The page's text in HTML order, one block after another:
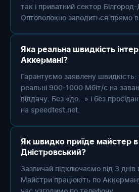
так і приватний сектор Білгород-
Оптоволокно заводиться прямо в
Яка реальна швидкість
Аккермані?
Гарантуємо заявлену швидкість:
реальні 900-1000 Мбіт/с на
віддачу. Без «до...» і без
на speedtest.net.
Як швидко приїде майстер в
Дністровський?
Зазвичай підключаємо від 3 днів
Майстри працюють по